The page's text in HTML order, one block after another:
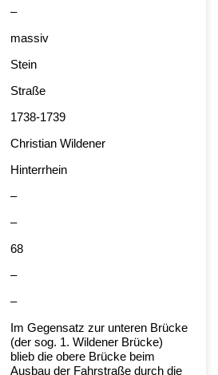
–
massiv
Stein
Straße
1738-1739
Christian Wildener
Hinterrhein
–
–
68
–
–
Im Gegensatz zur unteren Brücke
(der sog. 1. Wildener Brücke)
blieb die obere Brücke beim
Ausbau der Fahrstraße durch die